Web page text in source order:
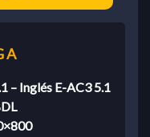
– Inglés E-AC3 5.1